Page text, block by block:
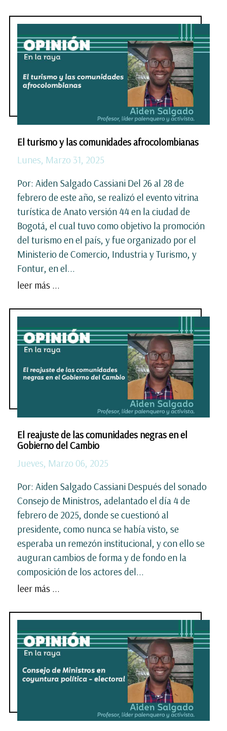
El turismo y las comunidades afrocolombianas
Lunes, Marzo 31, 2025
Por: Aiden Salgado Cassiani Del 26 al 28 de
febrero de este año, se realizó el evento vitrina
turística de Anato versión 44 en la ciudad de
Bogotá, el cual tuvo como objetivo la promoción
del turismo en el país, y fue organizado por el
Ministerio de Comercio, Industria y Turismo, y
Fontur, en el...
leer más ...
El reajuste de las comunidades negras en el
Gobierno del Cambio
Jueves, Marzo 06, 2025
Por: Aiden Salgado Cassiani Después del sonado
Consejo de Ministros, adelantado el día 4 de
febrero de 2025, donde se cuestionó al
presidente, como nunca se había visto, se
esperaba un remezón institucional, y con ello se
auguran cambios de forma y de fondo en la
composición de los actores del...
leer más ...